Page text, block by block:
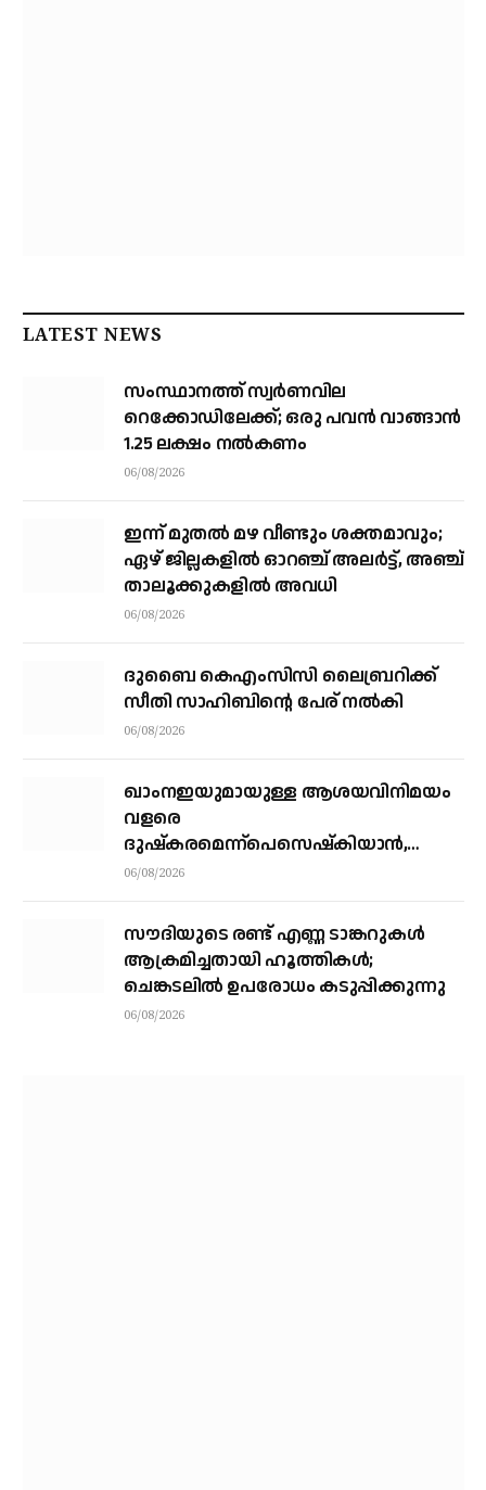
LATEST NEWS
സംസ്ഥാനത്ത് സ്വര്‍ണവില
റെക്കോഡിലേക്ക്; ഒരു പവന്‍ വാങ്ങാന്‍
1.25 ലക്ഷം നല്‍കണം
06/08/2026
ഇന്ന് മുതല്‍ മഴ വീണ്ടും ശക്തമാവും;
ഏഴ് ജില്ലകളില്‍ ഓറഞ്ച് അലര്‍ട്ട്, അഞ്ച്
താലൂക്കുകളില്‍ അവധി
06/08/2026
ദുബൈ കെഎംസിസി ലൈബ്രറിക്ക്
സീതി സാഹിബിന്റെ പേര് നല്‍കി
06/08/2026
ഖാംനഇയുമായുള്ള ആശയവിനിമയം
വളരെ
ദുഷ്‌കരമെന്ന്പെസെഷ്‌കിയാന്‍,
രാജിവെക്കില്ലെന്നും പ്രസിഡന്റ്
06/08/2026
സൗദിയുടെ രണ്ട് എണ്ണ ടാങ്കറുകൾ
ആക്രമിച്ചതായി ഹൂത്തികൾ;
ചെങ്കടലിൽ ഉപരോധം കടുപ്പിക്കുന്നു
06/08/2026